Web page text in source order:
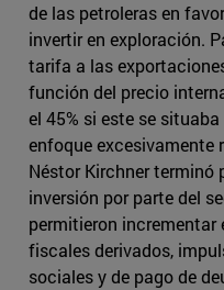
de las petroleras en
invertir en exploración.
tarifa a las
función del precio
el 45% si este se
enfoque excesivamente
Néstor Kirchner terminó
inversión por parte del
permitieron
fiscales derivados,
sociales y de pago de